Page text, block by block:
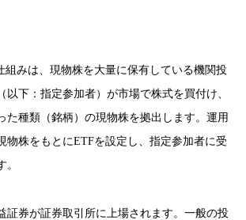
組みは、現物株を大量に保有している機関投
以下：指定参加者）が市場で株式を買付け、
た種類（銘柄）の現物株を拠出します。運用
物株をもとにETFを設定し、指定参加者に受
証券が証券取引所に上場されます。一般の投